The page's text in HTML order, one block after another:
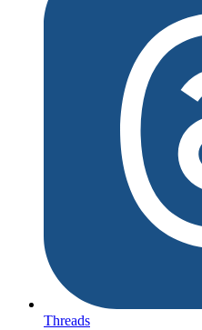
Threads